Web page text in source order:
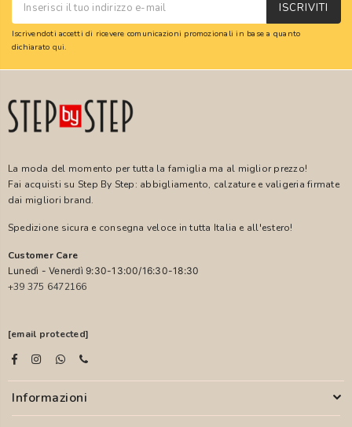
ISCRIVITI
Iscrivendoti accetti di ricevere comunicazioni promozionali in base a quanto
dichiarato qui.
La moda del momento per tutta la famiglia ma al miglior prezzo!
Fai acquisti su Step By Step: abbigliamento, calzature e valigeria firmate
dai migliori brand.
Spedizione sicura e consegna veloce in tutta Italia e all'estero!
Customer Care
Lunedì - Venerdì 9:30-13:00/16:30-18:30
+39 375 6472166
[email protected]
Informazioni